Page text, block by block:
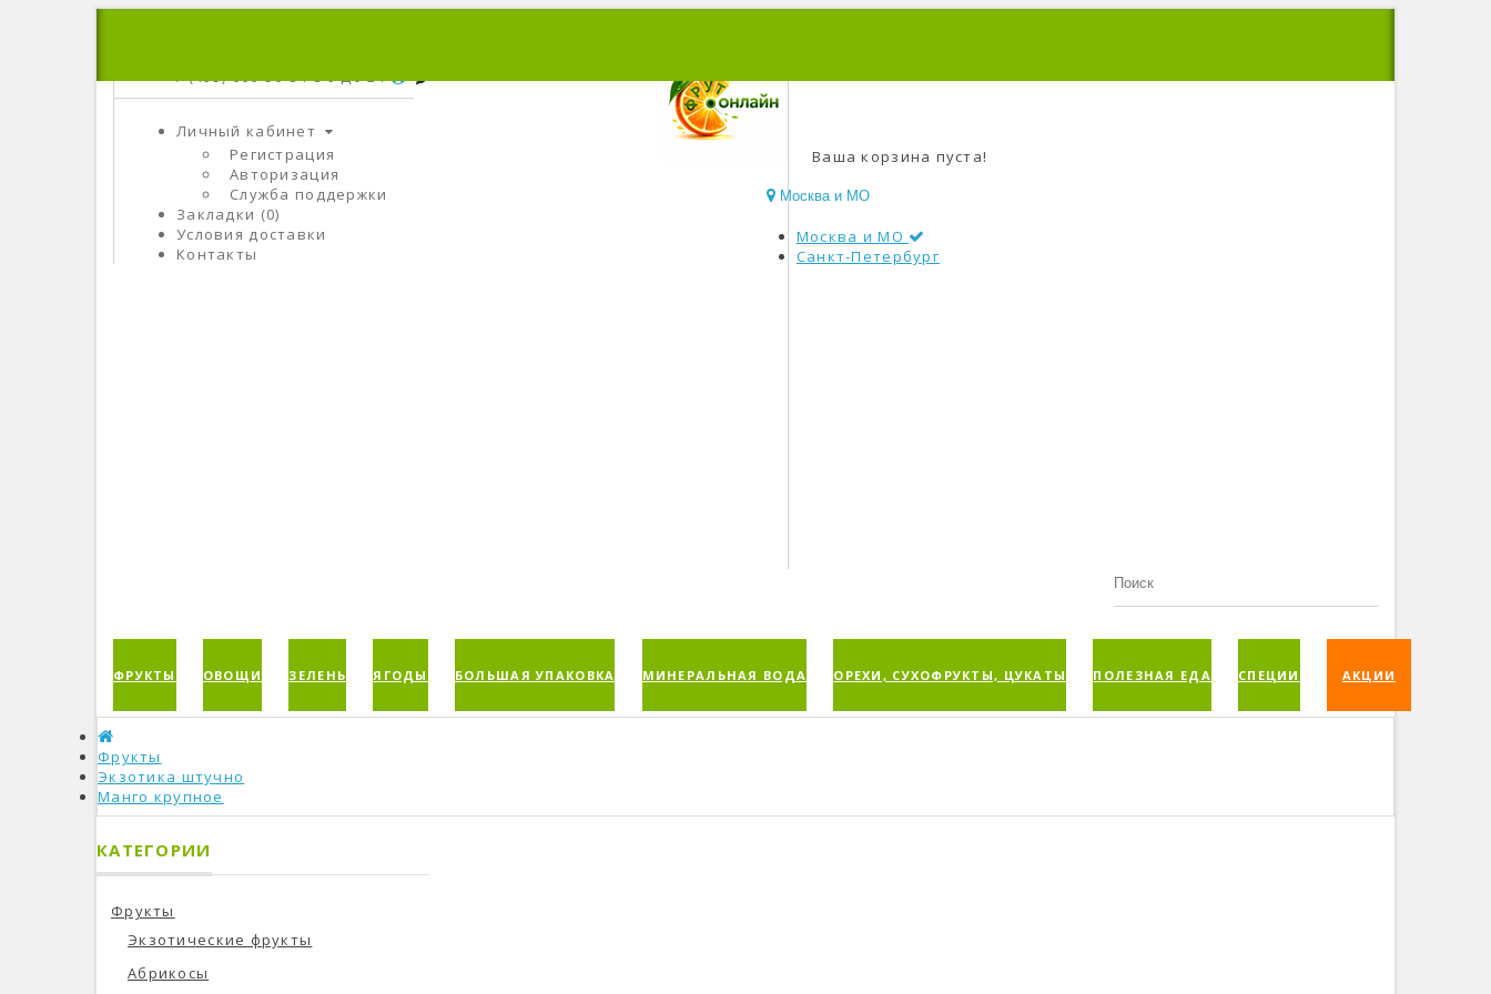
+7 (495) 666-56-84C 9 До 21
Личный кабинет
Регистрация
Авторизация
Служба поддержки
Закладки (0)
Условия доставки
Контакты
Ваша корзина пуста!
Москва и МО
Москва и МО
Санкт-Петербург
ФРУКТЫ ОВОЩИ ЗЕЛЕНЬ ЯГОДЫ БОЛЬШАЯ УПАКОВКА МИНЕРАЛЬНАЯ ВОДА ОРЕХИ, СУХОФРУКТЫ, ЦУКАТЫ ПОЛЕЗНАЯ ЕДА СПЕЦИИ АКЦИИ
Фрукты
Экзотика штучно
Манго крупное
КАТЕГОРИИ
Фрукты
Экзотические фрукты
Абрикосы